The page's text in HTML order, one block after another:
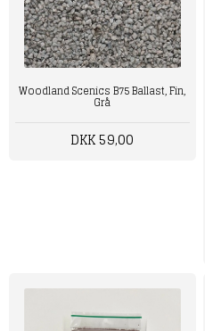
Woodland Scenics B75 Ballast, Fin,
Grå
DKK 59,00